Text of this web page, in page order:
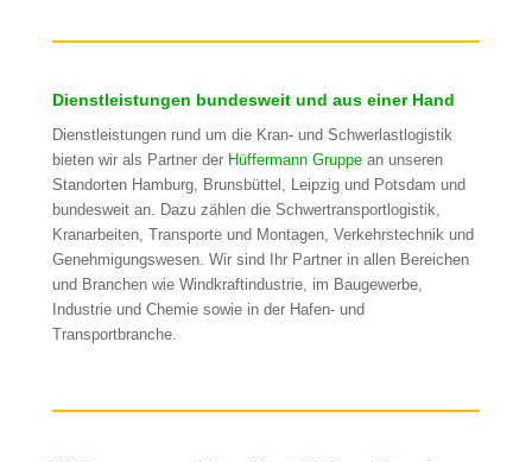
Dienstleistungen bundesweit und aus einer Hand
Dienstleistungen rund um die Kran- und Schwerlastlogistik
bieten wir als Partner der Hüffermann Gruppean unseren
Standorten Hamburg, Brunsbüttel, Leipzig und Potsdam und
bundesweit an. Dazu zählen die Schwertransportlogistik,
Kranarbeiten, Transporte und Montagen, Verkehrstechnik und
Genehmigungswesen. Wir sind Ihr Partner in allen Bereichen
und Branchen wie Windkraftindustrie, im Baugewerbe,
Industrie und Chemie sowie in der Hafen- und
Transportbranche.